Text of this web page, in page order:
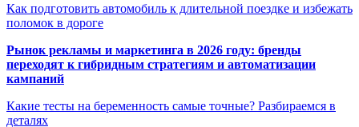
Как подготовить автомобиль к длительной поездке и избежать
поломок в дороге
Рынок рекламы и маркетинга в 2026 году: бренды
переходят к гибридным стратегиям и автоматизации
кампаний
Какие тесты на беременность самые точные? Разбираемся в
деталях